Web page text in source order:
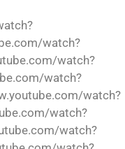
watch?
watch?
watch?
watch?
watch?
watch?